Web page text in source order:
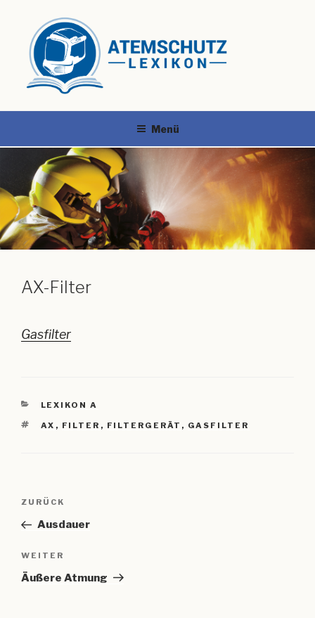
Menü
AX-Filter
Gasfilter
KATEGORIEN
LEXIKON A
SCHLAGWÖRTER
AX , FILTER , FILTERGERÄT , GASFILTER
Beitragsnavigation
Vorheriger
Beitrag
ZURÜCK
Ausdauer
Nächster
Beitrag
WEITER
Äußere Atmung